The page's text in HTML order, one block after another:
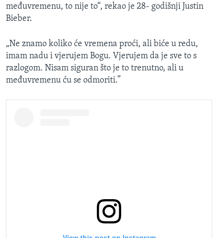
međuvremenu, to nije to“, rekao je 28- godišnji Justin
Bieber.
„Ne znamo koliko će vremena proći, ali biće u redu,
imam nadu i vjerujem Bogu. Vjerujem da je sve to s
razlogom. Nisam siguran što je to trenutno, ali u
međuvremenu ću se odmoriti.”